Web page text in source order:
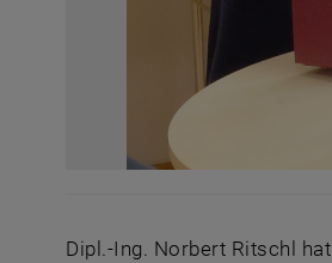
Dipl.-Ing. Norbert Ritschl hat